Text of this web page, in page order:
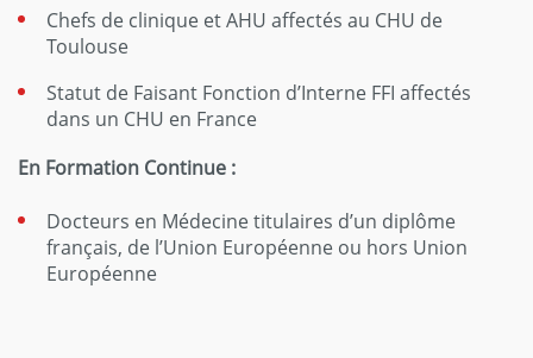
Chefs de clinique et AHU affectés au CHU de
Toulouse
Statut de Faisant Fonction d’Interne FFI affectés
dans un CHU en France
En Formation Continue :
Docteurs en Médecine titulaires d’un diplôme
français, de l’Union Européenne ou hors Union
Européenne